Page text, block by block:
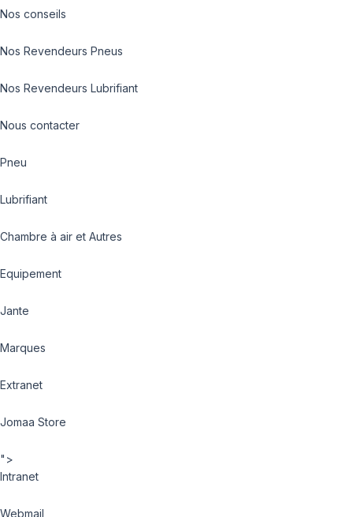
Nos conseils
Nos Revendeurs Pneus
Nos Revendeurs Lubrifiant
Nous contacter
Pneu
Lubrifiant
Chambre à air et Autres
Equipement
Jante
Marques
Extranet
Jomaa Store
">
Intranet
Webmail